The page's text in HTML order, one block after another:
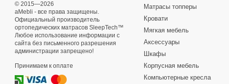
© 2015—2026
aMebli - все права защищены.
Официальный производитель
ортопедических матрасов SleepTech™
Любое использование информации с
сайта без письменного разрешения
администрации запрещено!
Принимаем к оплате
Матрасы топперы
Кровати
Мягкая мебель
Аксессуары
Шкафы
Корпусная мебель
Компьютерные кресла